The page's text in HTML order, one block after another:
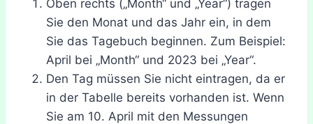
Oben rechts („Month“ und „Year“) tragen
Sie den Monat und das Jahr ein, in dem
Sie das Tagebuch beginnen. Zum Beispiel:
April bei „Month“ und 2023 bei „Year“.
Den Tag müssen Sie nicht eintragen, da er
in der Tabelle bereits vorhanden ist. Wenn
Sie am 10. April mit den Messungen